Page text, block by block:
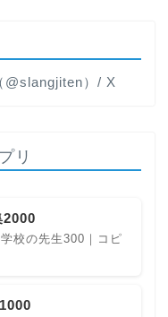
@slangjiten）/ X
リ
2000
校の先生300｜コピ